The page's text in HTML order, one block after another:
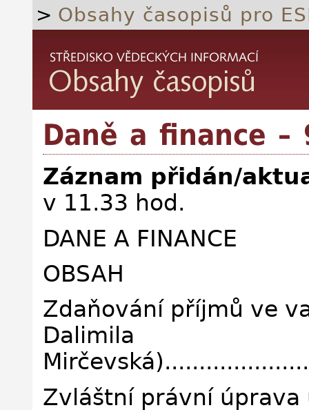
> Obsahy časopisů pro
Daně a finance –
Záznam přidán/
v 11.33 hod.
DANE A FINANCE
OBSAH
Zdaňování příjmů ve
Dalimila
Zvláštní právní